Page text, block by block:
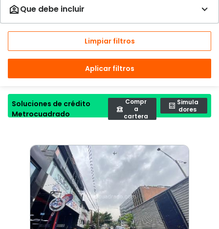
Limpiar filtros
Aplicar filtros
Soluciones de crédito
Metrocuadrado
Compr
a
cartera
Simula
dores